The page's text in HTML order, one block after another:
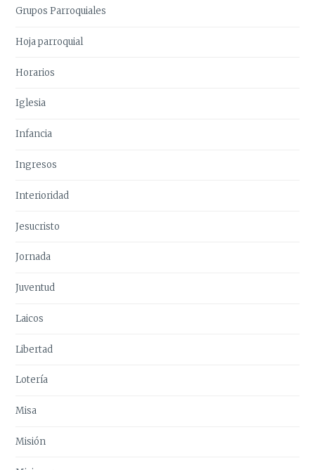
Grupos Parroquiales
Hoja parroquial
Horarios
Iglesia
Infancia
Ingresos
Interioridad
Jesucristo
Jornada
Juventud
Laicos
Libertad
Lotería
Misa
Misión